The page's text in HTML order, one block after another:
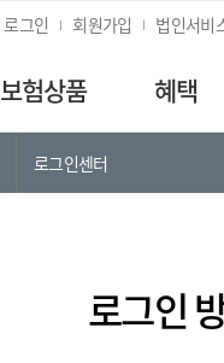
로그인 회원가입 법인서비
보험상품 혜택
로그인센터
로그인